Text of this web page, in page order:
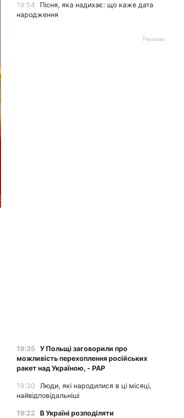
19:54
Пісня, яка надихає: що каже дата
народження
Реклама
19:35 У Польщі заговорили про
можливість перехоплення російських
ракет над Україною, - PAP
19:30
Люди, які народилися в ці місяці,
найвідповідальніші
19:22
В Україні розподіляти